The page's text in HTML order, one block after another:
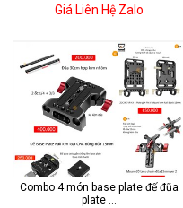
Giá Liên Hệ Zalo
Combo 4 món base plate đế đũa
plate ...